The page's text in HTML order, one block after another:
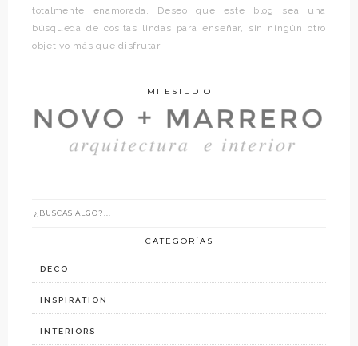
totalmente enamorada. Deseo que este blog sea una
búsqueda de cositas lindas para enseñar, sin ningún otro
objetivo más que disfrutar.
MI ESTUDIO
CATEGORÍAS
DECO
INSPIRATION
INTERIORS